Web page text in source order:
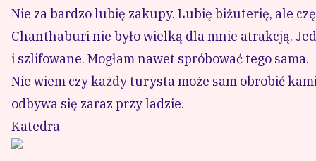
Nie za bardzo lubię zakupy. Lubię biżuterię, ale
Chanthaburi nie było wielką dla mnie atrakcją.
i szlifowane. Mogłam nawet spróbować tego sama.
Nie wiem czy każdy turysta może sam obrobić
odbywa się zaraz przy ladzie.
Katedra